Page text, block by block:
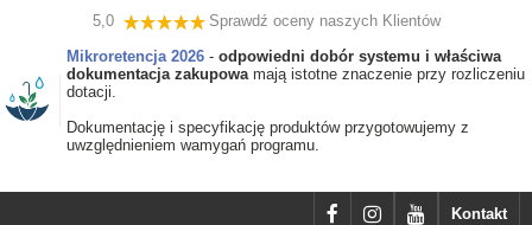
5,0
Sprawdź oceny naszych Klientów
Mikroretencja 2026 - odpowiedni dobór systemu i właściwa
dokumentacja zakupowamają istotne znaczenie przy rozliczeniu
dotacji.
Dokumentację i specyfikację produktów przygotowujemy z
uwzględnieniem wamygań programu.
Kontakt